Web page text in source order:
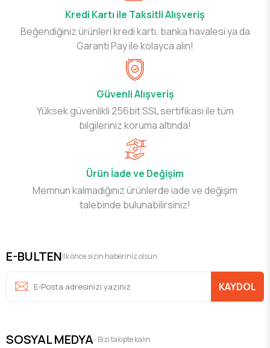
Kredi Kartı ile Taksitli Alışveriş
Beğendiğiniz ürünleri kredi kartı, banka havalesi ya da
Garanti Pay ile kolayca alın!
Güvenli Alışveriş
Yüksek güvenlikli 256bit SSL sertifikası ile tüm
bilgileriniz koruma altında!
Ürün İade ve Değişim
Memnun kalmadığınız ürünlerde iade ve değişim
talebinde bulunabilirsiniz!
E-BULTENİlk önce sizin haberiniz olsun
KAYDOL
SOSYAL MEDYA- Bizi takipte kalın